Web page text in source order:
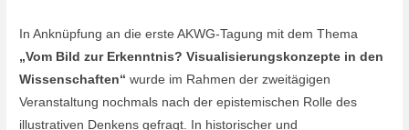
In Anknüpfung an die erste AKWG-Tagung mit dem Thema
„Vom Bild zur Erkenntnis? Visualisierungskonzepte in den
Wissenschaften“wurde im Rahmen der zweitägigen
Veranstaltung nochmals nach der epistemischen Rolle des
illustrativen Denkens gefragt. In historischer und